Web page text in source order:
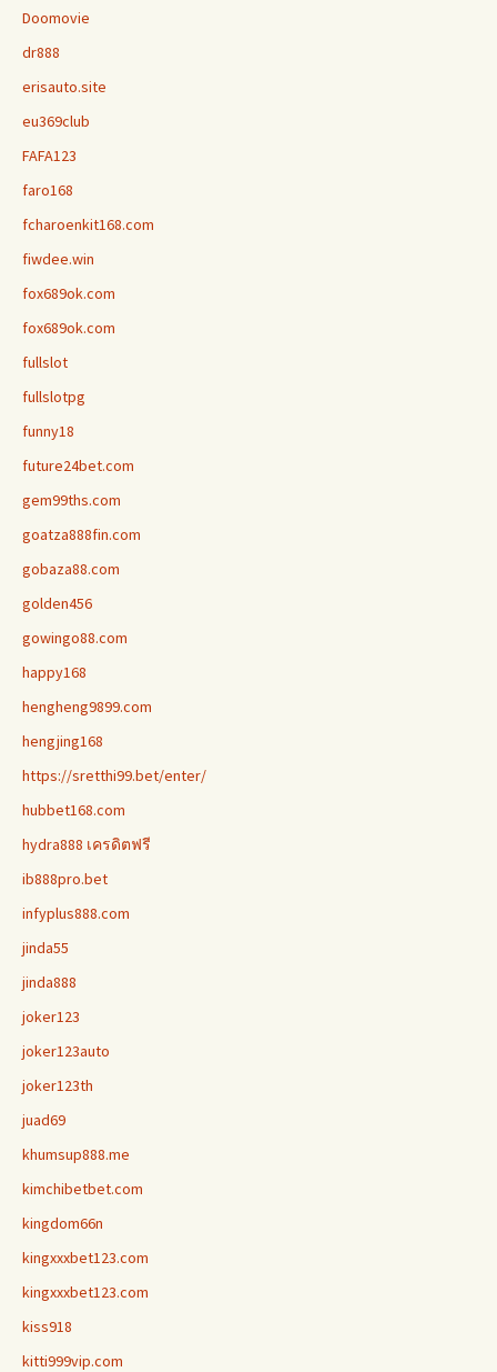
Doomovie
dr888
erisauto.site
eu369club
FAFA123
faro168
fcharoenkit168.com
fiwdee.win
fox689ok.com
fox689ok.com
fullslot
fullslotpg
funny18
future24bet.com
gem99ths.com
goatza888fin.com
gobaza88.com
golden456
gowingo88.com
happy168
hengheng9899.com
hengjing168
https://sretthi99.bet/enter/
hubbet168.com
hydra888 เครดิตฟรี
ib888pro.bet
infyplus888.com
jinda55
jinda888
joker123
joker123auto
joker123th
juad69
khumsup888.me
kimchibetbet.com
kingdom66n
kingxxxbet123.com
kingxxxbet123.com
kiss918
kitti999vip.com